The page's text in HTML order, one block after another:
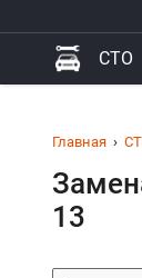
СТО
Главная
13